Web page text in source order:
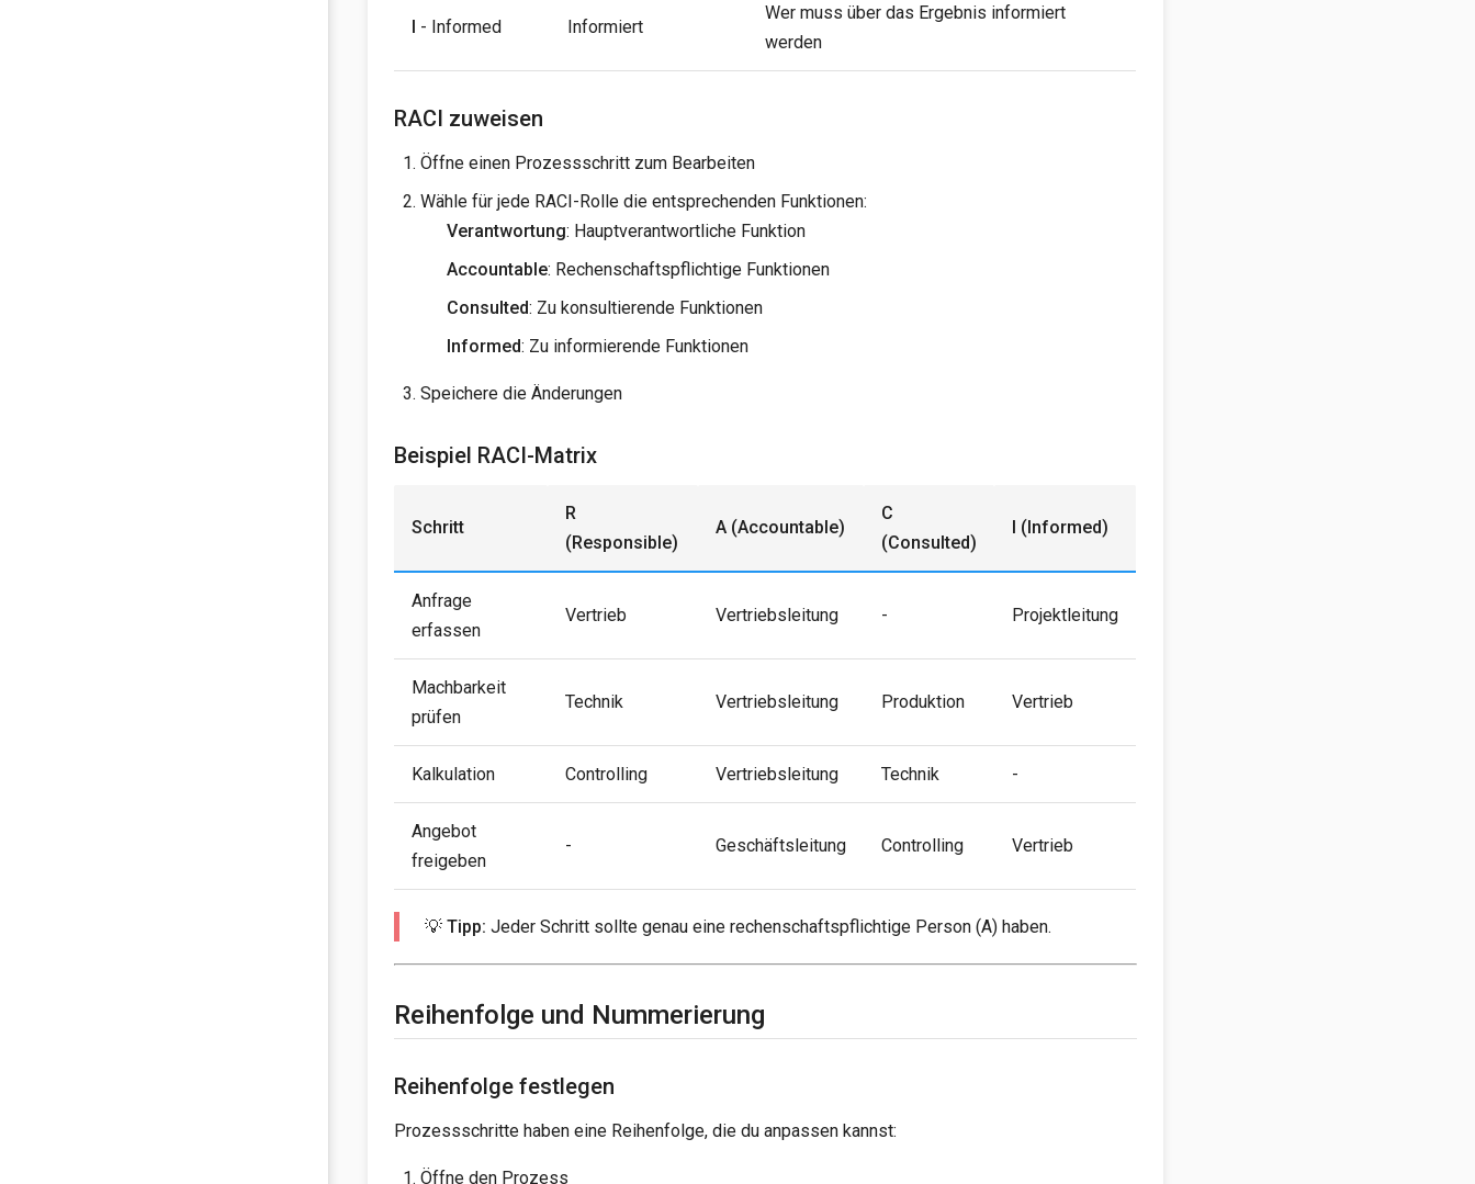
I - Informed Informiert
Wer muss über das Ergebnis informiert
werden
RACI zuweisen
Öffne einen Prozessschritt zum Bearbeiten
Wähle für jede RACI-Rolle die entsprechenden Funktionen:
Verantwortung: Hauptverantwortliche Funktion
Accountable: Rechenschaftspflichtige Funktionen
Consulted: Zu konsultierende Funktionen
Informed: Zu informierende Funktionen
Speichere die Änderungen
Beispiel RACI-Matrix
Schritt
R
(Responsible)
A (Accountable)
C
(Consulted)
I (Informed)
Anfrage
erfassen
Vertrieb Vertriebsleitung - Projektleitung
Machbarkeit
prüfen
Technik Vertriebsleitung Produktion Vertrieb
Kalkulation Controlling Vertriebsleitung Technik -
Angebot
freigeben
- Geschäftsleitung Controlling Vertrieb
💡 Tipp: Jeder Schritt sollte genau eine rechenschaftspflichtige Person (A) haben.
Reihenfolge und Nummerierung
Reihenfolge festlegen
Prozessschritte haben eine Reihenfolge, die du anpassen kannst:
Öffne den Prozess